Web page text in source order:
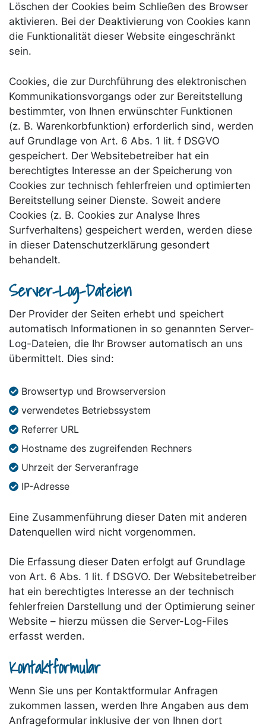
Löschen der Cookies beim Schließen des Browser
aktivieren. Bei der Deaktivierung von Cookies kann
die Funktionalität dieser Website eingeschränkt
sein.
Cookies, die zur Durchführung des elektronischen
Kommunikationsvorgangs oder zur Bereitstellung
bestimmter, von Ihnen erwünschter Funktionen
(z. B. Warenkorbfunktion) erforderlich sind, werden
auf Grundlage von Art. 6 Abs. 1 lit. f DSGVO
gespeichert. Der Websitebetreiber hat ein
berechtigtes Interesse an der Speicherung von
Cookies zur technisch fehlerfreien und optimierten
Bereitstellung seiner Dienste. Soweit andere
Cookies (z. B. Cookies zur Analyse Ihres
Surfverhaltens) gespeichert werden, werden diese
in dieser Datenschutzerklärung gesondert
behandelt.
Server-Log-Dateien
Der Provider der Seiten erhebt und speichert
automatisch Informationen in so genannten Server-
Log-Dateien, die Ihr Browser automatisch an uns
übermittelt. Dies sind:
Browsertyp und Browserversion
verwendetes Betriebssystem
Referrer URL
Hostname des zugreifenden Rechners
Uhrzeit der Serveranfrage
IP-Adresse
Eine Zusammenführung dieser Daten mit anderen
Datenquellen wird nicht vorgenommen.
Die Erfassung dieser Daten erfolgt auf Grundlage
von Art. 6 Abs. 1 lit. f DSGVO. Der Websitebetreiber
hat ein berechtigtes Interesse an der technisch
fehlerfreien Darstellung und der Optimierung seiner
Website – hierzu müssen die Server-Log-Files
erfasst werden.
Kontaktformular
Wenn Sie uns per Kontaktformular Anfragen
zukommen lassen, werden Ihre Angaben aus dem
Anfrageformular inklusive der von Ihnen dort